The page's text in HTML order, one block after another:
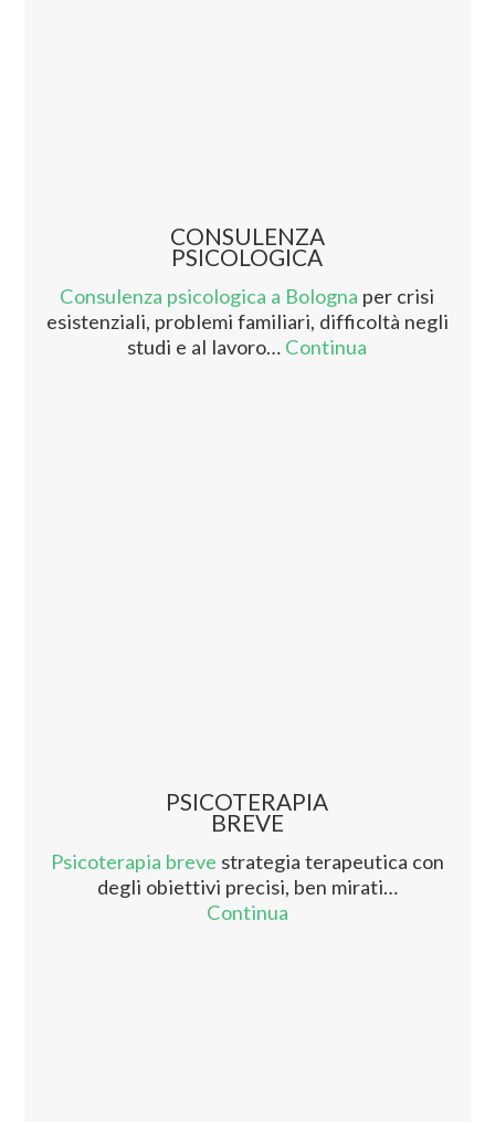
CONSULENZA
PSICOLOGICA
Consulenza psicologica a Bologna per crisi
esistenziali, problemi familiari, difficoltà negli
studi e al lavoro… Continua
PSICOTERAPIA
BREVE
Psicoterapia breve strategia terapeutica con
degli obiettivi precisi, ben mirati…
Continua